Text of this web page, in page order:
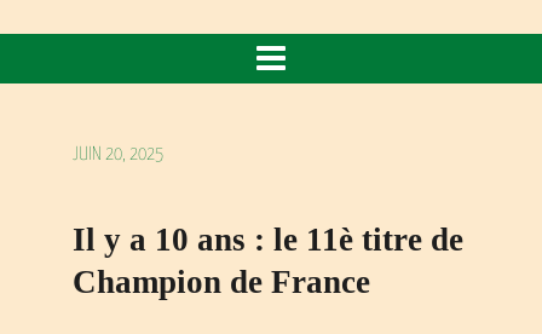
JUIN 20, 2025
Il y a 10 ans : le 11è titre de
Champion de France